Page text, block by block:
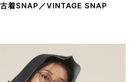
着SNAP／VINTAGE SNAP